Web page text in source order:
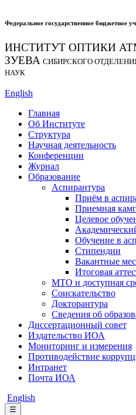
Федеральное государственное бюджетное
ИНСТИТУТ ОПТИКИ
ЗУЕВА СИБИРСКОГО
НАУК
English
Главная
Об Институте
Структура
Научная деятельность
Конференции
Журнал
Образование
Аспирантура
Приём в
Приемная
Целевое
Обучение в
Стипендии
Вакантные
Итоговая
МТО и доступная
Соискательство
Докторантура
Сведения об
Диссертационный совет
Издательство ИОА
Мониторинг и измерения
Противодействие
Интранет
Почта ИОА
English
☰